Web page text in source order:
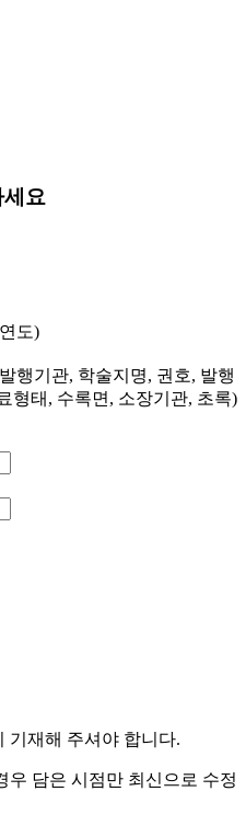
요
도)
행기관, 학술지명, 권호, 발행
형태, 수록면, 소장기관, 초록)
기재해 주셔야 합니다.
우 담은 시점만 최신으로 수정